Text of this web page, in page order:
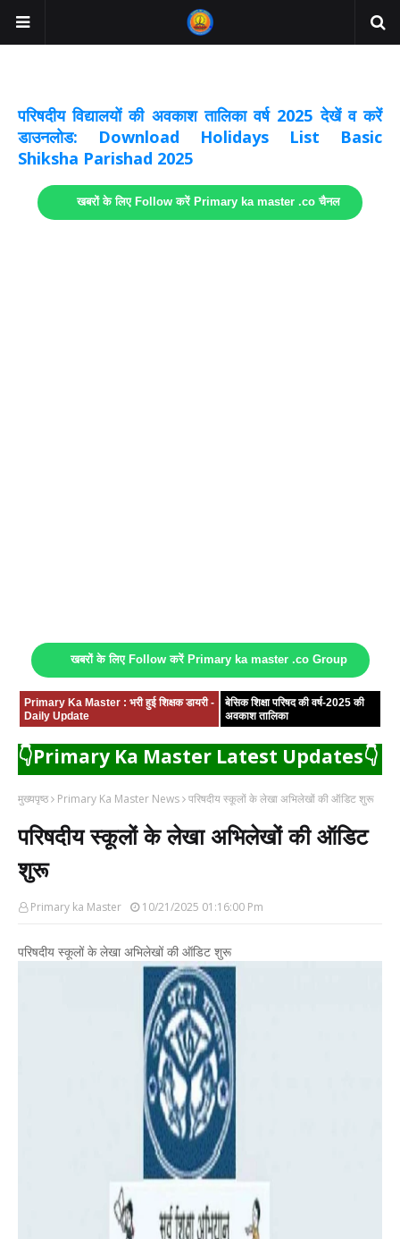
परिषदीय विद्यालयों की अवकाश तालिका वर्ष 2025 देखें व करें
डाउनलोड: Download Holidays List Basic
Shiksha Parishad 2025
खबरों के लिए Follow करें Primary ka master .co चैनल
खबरों के लिए Follow करें Primary ka master .co Group
Primary Ka Master : भरी हुई शिक्षक डायरी -
Daily Update
बेसिक शिक्षा परिषद की वर्ष-2025 की
अवकाश तालिका
👇Primary Ka Master Latest Updates👇
मुख्यपृष्ठ Primary Ka Master News परिषदीय स्कूलों के लेखा अभिलेखों की ऑडिट शुरू
परिषदीय स्कूलों के लेखा अभिलेखों की ऑडिट
शुरू
Primary ka Master 10/21/2025 01:16:00 Pm
परिषदीय स्कूलों के लेखा अभिलेखों की ऑडिट शुरू